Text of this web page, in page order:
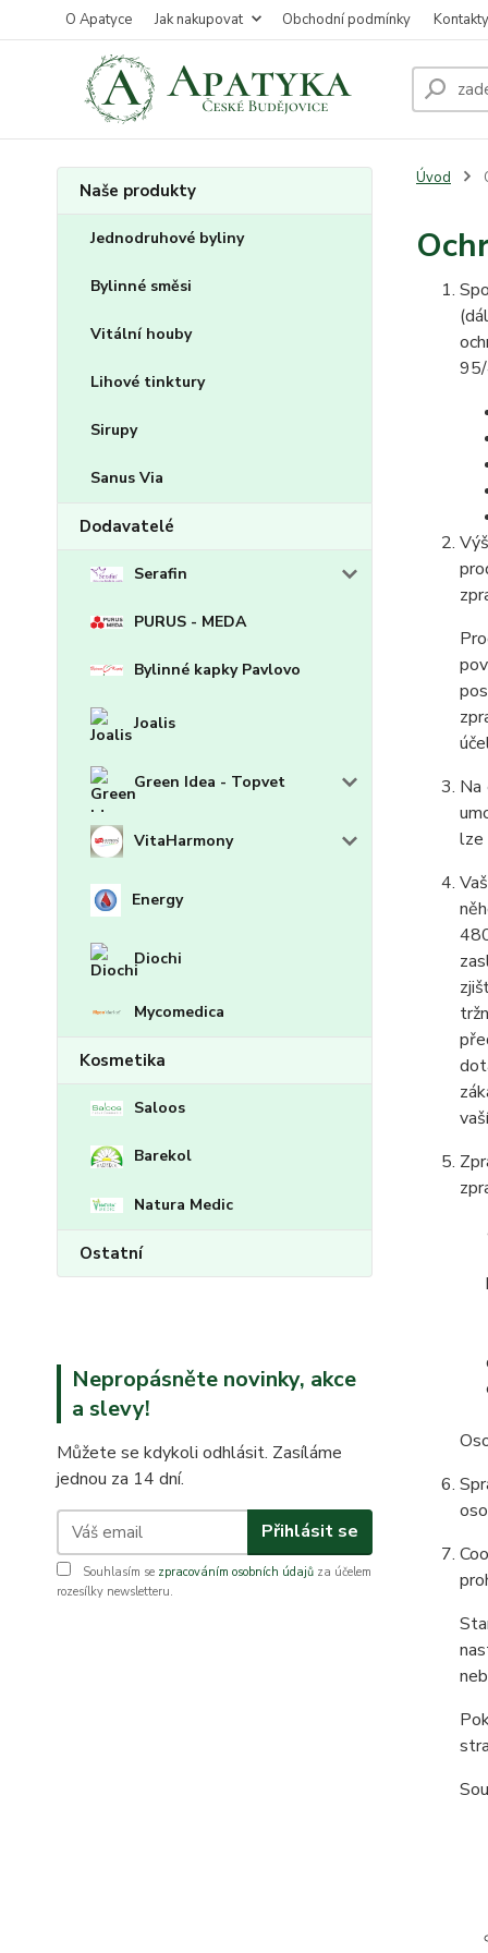
O Apatyce Jak nakupovat Obchodní podmínky Kontakty
Naše produkty
Jednodruhové byliny
Bylinné směsi
Vitální houby
Lihové tinktury
Sirupy
Sanus Via
Dodavatelé
Serafin
PURUS - MEDA
Bylinné kapky Pavlovo
Joalis
Green Idea - Topvet
VitaHarmony
Energy
Diochi
Mycomedica
Kosmetika
Saloos
Barekol
Natura Medic
Ostatní
Nepropásněte novinky, akce
a slevy!
Můžete se kdykoli odhlásit. Zasíláme
jednou za 14 dní.
Přihlásit se
Souhlasím se zpracováním osobních údajů za účelem
rozesílky newsletteru.
Úvod
95/
Na
lze